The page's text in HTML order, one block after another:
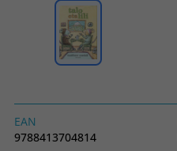
EAN
9788413704814